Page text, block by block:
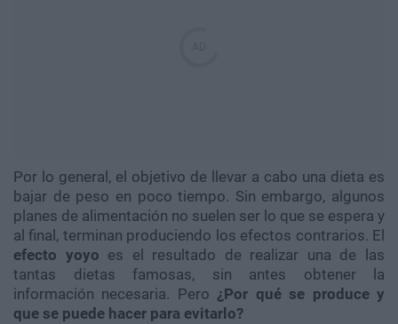
Por lo general, el objetivo de llevar a cabo una dieta es
bajar de peso en poco tiempo. Sin embargo, algunos
planes de alimentación no suelen ser lo que se espera y
al final, terminan produciendo los efectos contrarios. El
efecto yoyo es el resultado de realizar una de las
tantas dietas famosas, sin antes obtener la
información necesaria. Pero ¿Por qué se produce y
que se puede hacer para evitarlo?